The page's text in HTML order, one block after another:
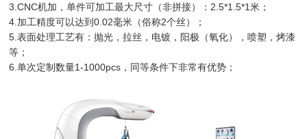
3.CNC机加，单件可加工最大尺寸（非拼接）：2.5*1.5*1米；
4.加工精度可以达到0.02毫米（俗称2个丝）；
5.表面处理工艺有：抛光，拉丝，电镀，阳极（氧化），喷塑，烤漆
等；
6.单次定制数量1-1000pcs，同等条件下非常有优势；